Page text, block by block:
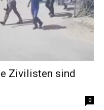
Zivilisten sind
0